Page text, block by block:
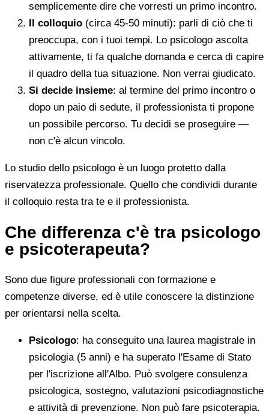
semplicemente dire che vorresti un primo incontro.
Il colloquio (circa 45-50 minuti): parli di ciò che ti
preoccupa, con i tuoi tempi. Lo psicologo ascolta
attivamente, ti fa qualche domanda e cerca di capire
il quadro della tua situazione. Non verrai giudicato.
Si decide insieme: al termine del primo incontro o
dopo un paio di sedute, il professionista ti propone
un possibile percorso. Tu decidi se proseguire —
non c'è alcun vincolo.
Lo studio dello psicologo è un luogo protetto dalla
riservatezza professionale. Quello che condividi durante
il colloquio resta tra te e il professionista.
Che differenza c'è tra psicologo
e psicoterapeuta?
Sono due figure professionali con formazione e
competenze diverse, ed è utile conoscere la distinzione
per orientarsi nella scelta.
Psicologo: ha conseguito una laurea magistrale in
psicologia (5 anni) e ha superato l'Esame di Stato
per l'iscrizione all'Albo. Può svolgere consulenza
psicologica, sostegno, valutazioni psicodiagnostiche
e attività di prevenzione. Non può fare psicoterapia.